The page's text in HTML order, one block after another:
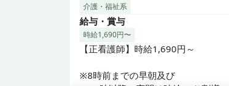
■服薬管理
■機能訓練など
介護スタッフや提携医療機関と
医療処置などの観点から
介護・福祉系
給与・賞与
時給1,690円〜
【正看護師】時給1,690円～
※8時前までの早朝及び